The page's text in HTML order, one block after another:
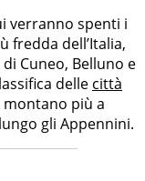
verranno spenti i
fredda dell’Italia,
Cuneo, Belluno e
delle città
montano più a
gli Appennini.